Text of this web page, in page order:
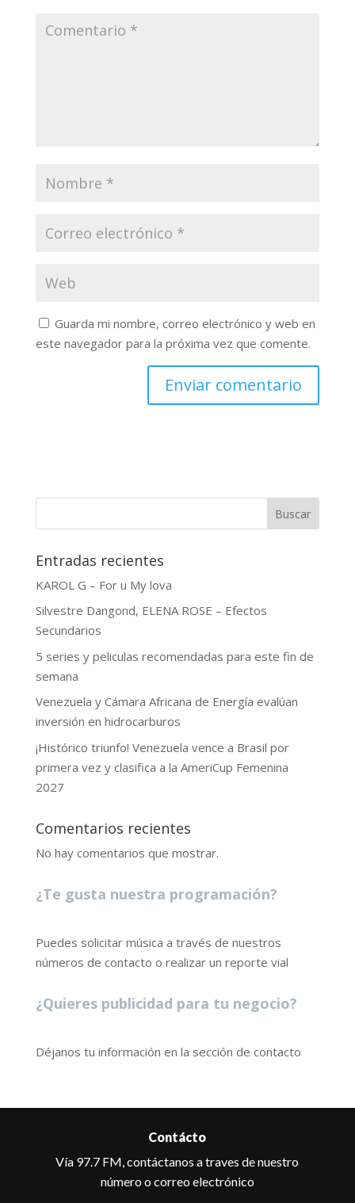
Guarda mi nombre, correo electrónico y web en
este navegador para la próxima vez que comente.
Buscar
Entradas recientes
KAROL G – For u My lova
Silvestre Dangond, ELENA ROSE – Efectos
Secundarios
5 series y peliculas recomendadas para este fin de
semana
Venezuela y Cámara Africana de Energía evalúan
inversión en hidrocarburos
¡Histórico triunfo! Venezuela vence a Brasil por
primera vez y clasifica a la AmeriCup Femenina
2027
Comentarios recientes
No hay comentarios que mostrar.
¿Te gusta nuestra programación?
Puedes solicitar música a través de nuestros
números de contacto o realizar un reporte vial
¿Quieres publicidad para tu negocio?
Déjanos tu información en la sección de contacto
Contácto
Vía 97.7 FM, contáctanos a traves de nuestro
número o correo electrónico